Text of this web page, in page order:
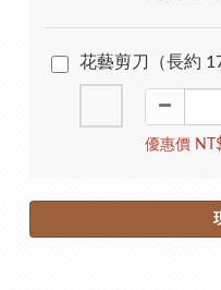
花藝剪刀（長約
優惠價